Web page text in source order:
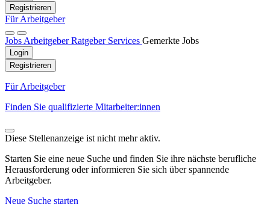
Registrieren
Für Arbeitgeber
Jobs ArbeitgeberRatgeber Services Gemerkte Jobs
Login
Registrieren
Für Arbeitgeber
Finden Sie qualifizierte Mitarbeiter:innen
Diese Stellenanzeige ist nicht mehr aktiv.
Starten Sie eine neue Suche und finden Sie ihre nächste berufliche
Herausforderung oder informieren Sie sich über spannende
Arbeitgeber.
Neue Suche starten